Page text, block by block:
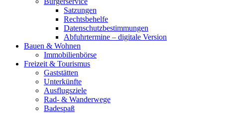
Satzungen
Rechtsbehelfe
Datenschutzbestimmungen
Abfuhrtermine – digitale Version
Bauen & Wohnen
Immobilienbörse
Freizeit & Tourismus
Gaststätten
Unterkünfte
Ausflugsziele
Rad- & Wanderwege
Badespaß